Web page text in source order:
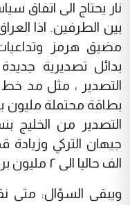
نار يحتاج الى اتفاق
بين الطرفين. اذا
مضيق هرمز
بدائل تصديرية
التصدير ، مثل مد خط
بطاقة محتملة مليون
الف حاليا الى ٢ مليون برميل.
ويبقى السؤال: متى